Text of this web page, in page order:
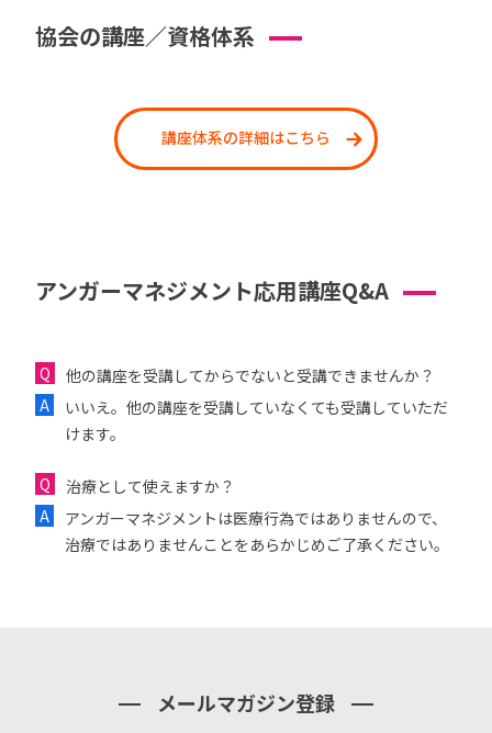
協会の講座／資格体系
講座体系の詳細はこちら
アンガーマネジメント応用講座Q&A
他の講座を受講してからでないと受講できませんか？
いいえ。他の講座を受講していなくても受講していただ
けます。
治療として使えますか？
アンガーマネジメントは医療行為ではありませんので、
治療ではありませんことをあらかじめご了承ください。
メールマガジン登録